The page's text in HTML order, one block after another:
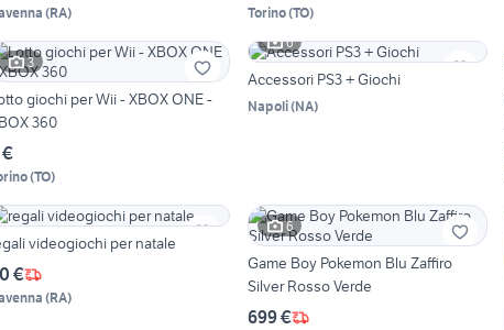
(RA) Torino(TO)
3
giochi per Wii - XBOX ONE -
360
(TO)
6
Accessori PS3 + Giochi
Napoli(NA)
videogiochi per natale
€
(RA)
6
Game Boy Pokemon Blu Zaffiro
Silver Rosso Verde
699 €